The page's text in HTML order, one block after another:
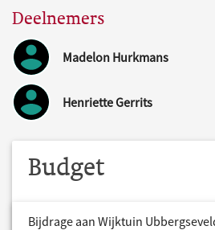
Deelnemers
Madelon Hurkmans
Henriette Gerrits
Budget
Bijdrage aan Wijktuin